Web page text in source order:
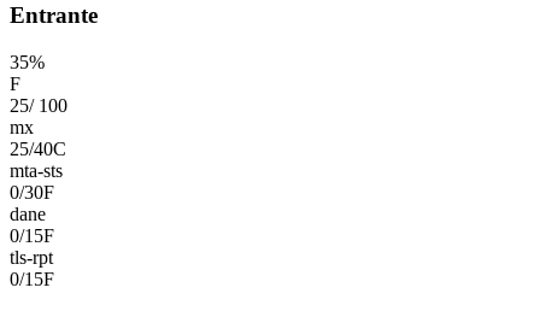
Entrante
35%
F
25/ 100
mx
25/40C
mta-sts
0/30F
dane
0/15F
tls-rpt
0/15F